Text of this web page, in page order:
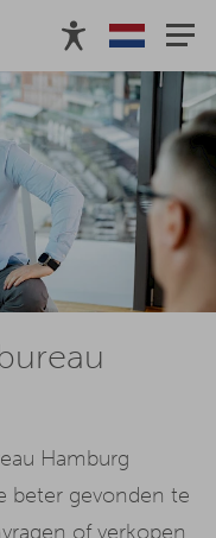
Hamburg
beter gevonden te
of verkopen